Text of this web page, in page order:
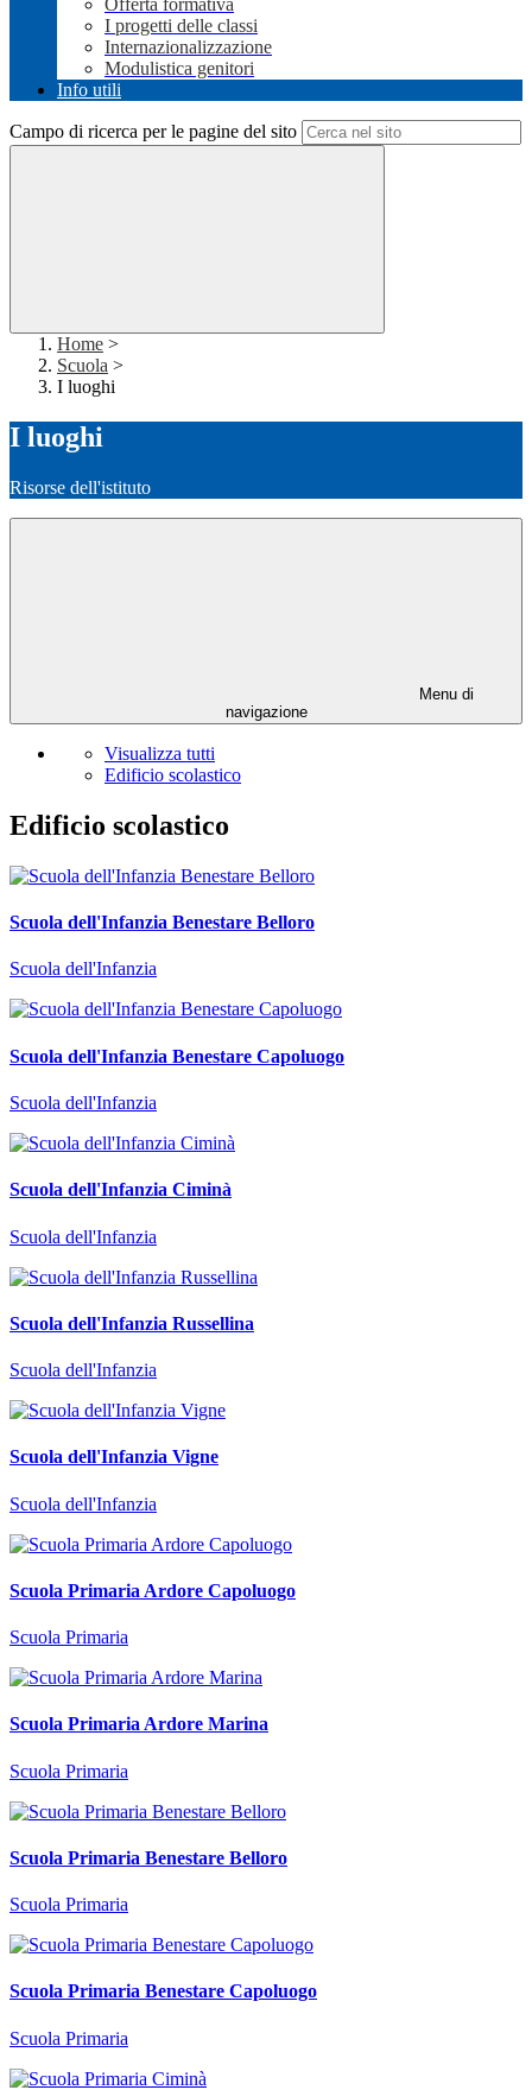
Offerta formativa
I progetti delle classi
Internazionalizzazione
Modulistica genitori
Info utili
Campo di ricerca per le pagine del sito
Home >
Scuola >
I luoghi
I luoghi
Risorse dell'istituto
Menu di
navigazione
Visualizza tutti
Edificio scolastico
Edificio scolastico
Scuola dell'Infanzia Benestare Belloro
Scuola dell'Infanzia
Scuola dell'Infanzia Benestare Capoluogo
Scuola dell'Infanzia
Scuola dell'Infanzia Ciminà
Scuola dell'Infanzia
Scuola dell'Infanzia Russellina
Scuola dell'Infanzia
Scuola dell'Infanzia Vigne
Scuola dell'Infanzia
Scuola Primaria Ardore Capoluogo
Scuola Primaria
Scuola Primaria Ardore Marina
Scuola Primaria
Scuola Primaria Benestare Belloro
Scuola Primaria
Scuola Primaria Benestare Capoluogo
Scuola Primaria